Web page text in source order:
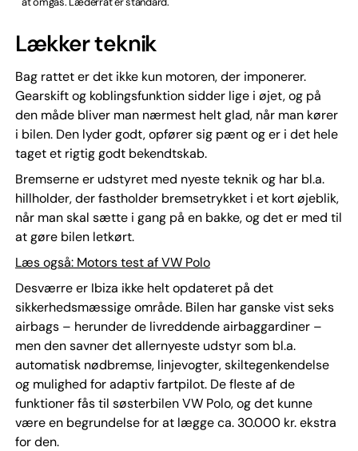
Lækker teknik
Bag rattet er det ikke kun motoren, der imponerer.
Gearskift og koblingsfunktion sidder lige i øjet, og på
den måde bliver man nærmest helt glad, når man kører
i bilen. Den lyder godt, opfører sig pænt og er i det hele
taget et rigtig godt bekendtskab.
Bremserne er udstyret med nyeste teknik og har bl.a.
hillholder, der fastholder bremsetrykket i et kort øjeblik,
når man skal sætte i gang på en bakke, og det er med til
at gøre bilen letkørt.
Læs også: Motors test af VW Polo
Desværre er Ibiza ikke helt opdateret på det
sikkerhedsmæssige område. Bilen har ganske vist seks
airbags – herunder de livreddende airbaggardiner –
men den savner det allernyeste udstyr som bl.a.
automatisk nødbremse, linjevogter, skiltegenkendelse
og mulighed for adaptiv fartpilot. De fleste af de
funktioner fås til søsterbilen VW Polo, og det kunne
være en begrundelse for at lægge ca. 30.000 kr. ekstra
for den.